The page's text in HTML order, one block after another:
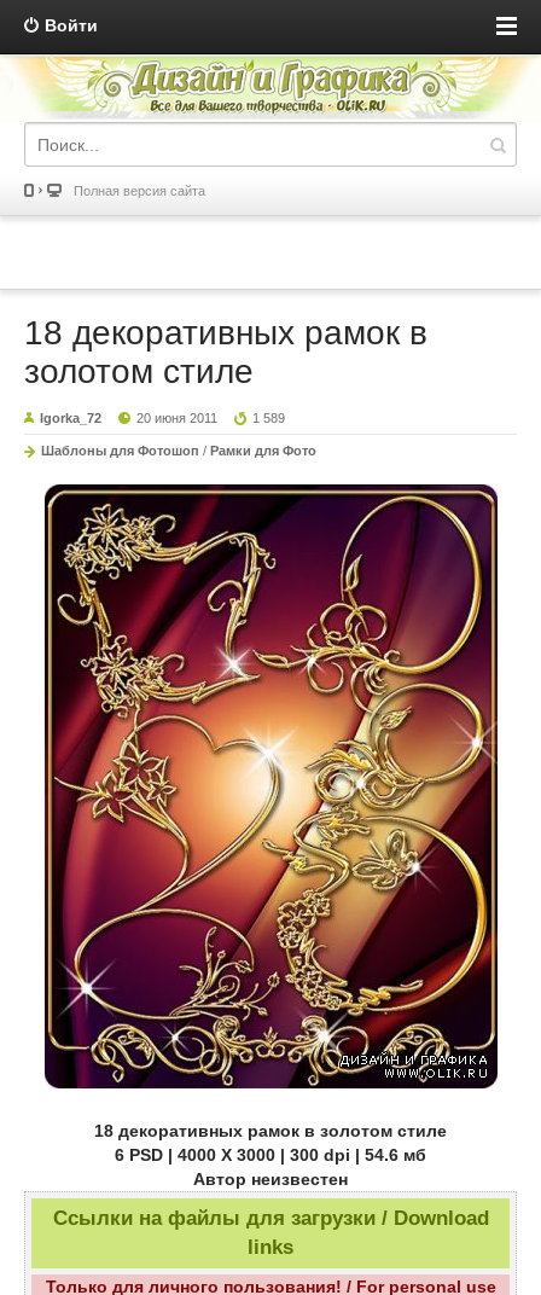
Войти
Полная версия сайта
18 декоративных рамок в
золотом стиле
Igorka_72 20 июня 2011 1 589
Шаблоны для Фотошоп / Рамки для Фото
18 декоративных рамок в золотом стиле
6 PSD | 4000 X 3000 | 300 dpi | 54.6 мб
Автор неизвестен
Ссылки на файлы для загрузки / Download
links
Только для личного пользования! / For personal use